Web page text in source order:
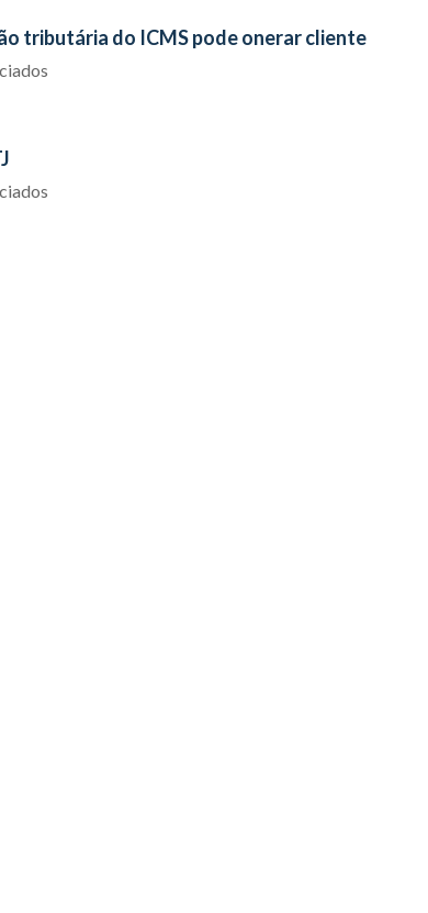
tributária do ICMS pode onerar cliente